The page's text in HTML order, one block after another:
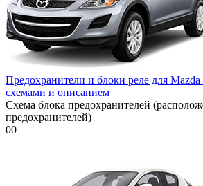
Предохранители и блоки реле для
схемами и описанием
Схема блока предохранителей
предохранителей)
00